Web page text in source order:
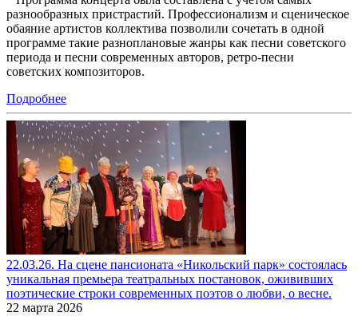
разнообразных пристрастий. Профессионализм и сценическое
обаяние артистов коллектива позволили сочетать в одной
программе такие разноплановые жанры как песни советского
периода и песни современных авторов, ретро-песни
советских композиторов.
Подробнее
22.03.26. На сцене пансионата «Никольский парк» состоялась
уникальная премьера театральных постановок, ожививших
поэтические строки современных поэтов о любви, о весне.
22 марта 2026